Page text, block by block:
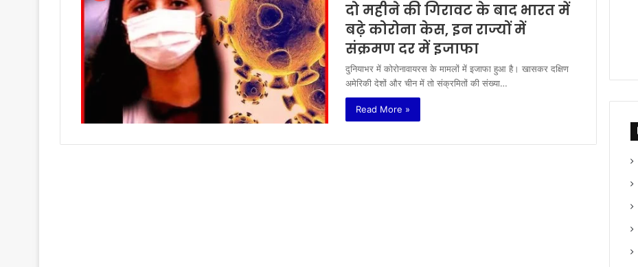
दो महीने की गिरावट के बाद भारत में
बढ़े कोरोना केस, इन राज्यों में
संक्रमण दर में इजाफा
दुनियाभर में कोरोनावायरस के मामलों में इजाफा हुआ है। खासकर दक्षिण
अमेरिकी देशों और चीन में तो संक्रमितों की संख्या…
Read More »